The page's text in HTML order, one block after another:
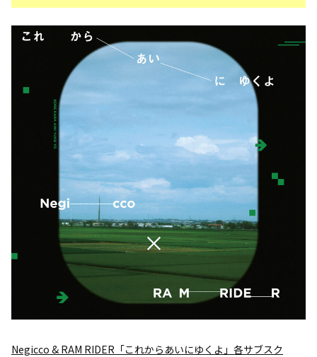
Negicco & RAM RIDER「これからあいにゆくよ」各サブスク